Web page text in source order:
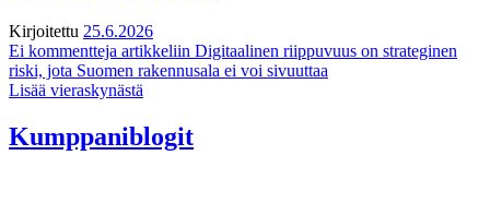
Kirjoitettu 25.6.2026
Ei kommentteja artikkeliin Digitaalinen riippuvuus on strateginen
riski, jota Suomen rakennusala ei voi sivuuttaa
Lisää vieraskynästä
Kumppaniblogit